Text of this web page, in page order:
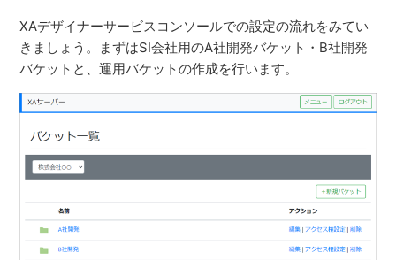
XAデザイナーサービスコンソールでの設定の流れをみてい
きましょう。まずはSI会社用のA社開発バケット・B社開発
バケットと、運用バケットの作成を行います。